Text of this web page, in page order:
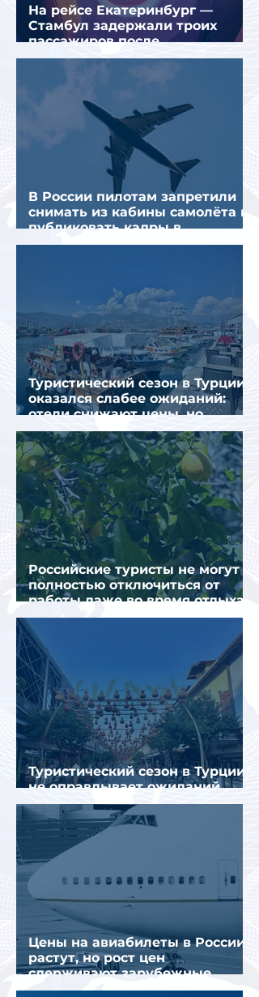
На рейсе Екатеринбург —
Стамбул задержали троих
пассажиров после
предполагаемой серии краж
В России пилотам запретили
снимать из кабины самолёта и
публиковать кадры в
интернете
Туристический сезон в Турции
оказался слабее ожиданий:
отели снижают цены, но
загрузка остается низкой
Российские туристы не могут
полностью отключиться от
работы даже во время отдыха
в Турции
Туристический сезон в Турции
не оправдывает ожиданий
отрасли
Цены на авиабилеты в России
растут, но рост цен
сдерживают зарубежные
конкуренты